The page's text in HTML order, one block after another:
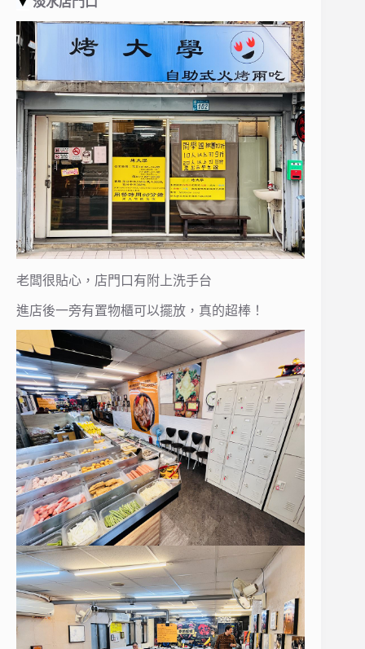
老闆很貼心，店門口有附上洗手台
進店後一旁有置物櫃可以擺放，真的超棒！